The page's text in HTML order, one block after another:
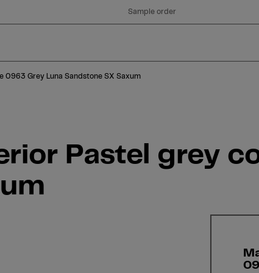
Sample order
Grey Luna Sandstone SX Saxum
Pastel grey